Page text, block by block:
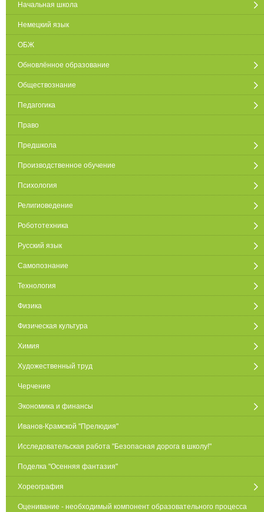
Начальная школа
Немецкий язык
ОБЖ
Обновлённое образование
Обществознание
Педагогика
Право
Предшкола
Производственное обучение
Психология
Религиоведение
Робототехника
Русский язык
Самопознание
Технология
Физика
Физическая культура
Химия
Художественный труд
Черчение
Экономика и финансы
Иванов-Крамской "Прелюдия"
Исследовательская работа "Безопасная дорога в школу!"
Поделка "Осенняя фантазия"
Хореография
Оценивание - необходимый компонент образовательного процесса